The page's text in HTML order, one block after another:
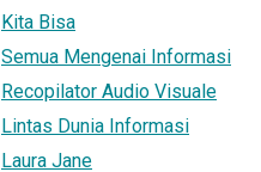
Kita Bisa
Semua Mengenai Informasi
Recopilator Audio Visuale
Lintas Dunia Informasi
Laura Jane